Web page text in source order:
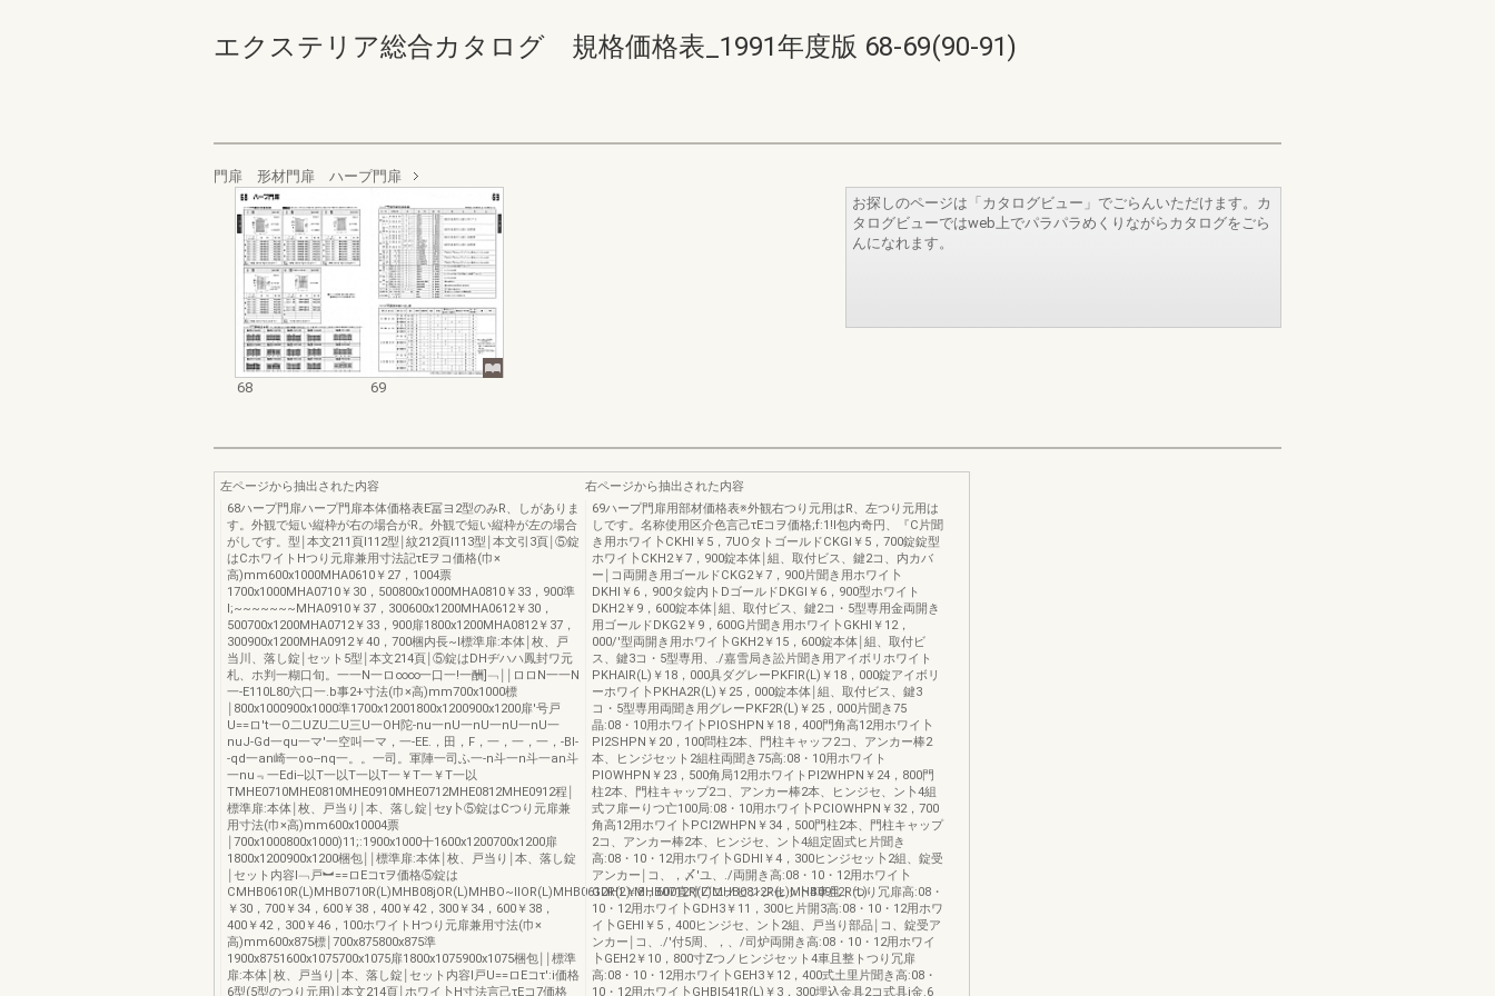
エクステリア総合カタログ 規格価格表_1991年度版 68-69(90-91)
門扉 形材門扉 ハープ門扉
68 69
お探しのページは「カタログビュー」でごらんいただけます。カ
タログビューではweb上でパラパラめくりながらカタログをごら
んになれます。
左ページから抽出された内容
68ハープ門扉ハープ門扉本体価格表E冨ヨ2型のみR、しがありま
す。外観で短い縦枠が右の場合がR。外観で短い縦枠が左の場合
がしです。型￨本文211頁I112型￨紋212頁I113型￨本文引3頁￨⑤錠
はCホワイトHつり元扉兼用寸法記τEヲコ価格(巾×
高)mm600x1000MHA0610￥27，1004票
1700x1000MHA0710￥30，500800x1000MHA0810￥33，900準
I;~~~~~~~MHA0910￥37，300600x1200MHA0612￥30，
500700x1200MHA0712￥33，900扉1800x1200MHA0812￥37，
300900x1200MHA0912￥40，700梱内長~I標準扉:本体￨枚、戸
当川、落し錠￨セット5型￨本文214頁￨⑤錠はDHヂハハ鳳封ワ元
札、ホ判一糊口旬。一一N一ロ∞∞一口一!一酬]﹁￨￨ロロN一一N
一-E110L80六口一.b事2+寸法(巾×高)mm700x1000標
￨800x1000900x1000準1700x12001800x1200900x1200扉'号戸
U==ロ't一O二UZU二U三U一OH陀-nu一nU一nU一nU一nU一
nuJ-Gd一qu一マ'一空叫一マ，一-EE.，田，F，一，一，一，-BI-
-qd一an崎一oo--nq一。。一司。軍陣一司ふ一-n斗一n斗一an斗
一nu﹃一Edi--以T一以T一以T一￥T一￥T一以
TMHE0710MHE0810MHE0910MHE0712MHE0812MHE0912程￨
標準扉:本体￨枚、戸当り￨本、落し錠￨セy卜⑤錠はCつり元扉兼
用寸法(巾×高)mm600x10004票
￨700x1000800x1000)11;:1900x1000十1600x1200700x1200扉
1800x1200900x1200梱包￨￨標準扉:本体￨枚、戸当り￨本、落し錠
￨セット内容l﹁戸︼==ロEコτヲ価格⑤錠は
CMHB0610R(L)MHB0710R(L)MHB08jOR(L)MHBO~IIOR(L)MHB0612R(L).MHB0712R(L)MHB0812R(L)MHB0912R(L)
￥30，700￥34，600￥38，400￥42，300￥34，600￥38，
400￥42，300￥46，100ホワイトHつり元扉兼用寸法(巾×
高)mm600x875標￨700x875800x875準
1900x8751600x1075700x1075扉1800x1075900x1075梱包￨￨標準
扉:本体￨枚、戸当り￨本、落し錠￨セット内容l戸U==ロEコτ':i価格
6型(5型のつり元用)￨本文214頁￨ホワイ卜H寸法言己τEコ7価格
右ページから抽出された内容
69ハープ門扉用部材価格表※外観右つり元用はR、左つり元用は
しです。名称使用区介色言己τEコヲ価格;f:1!l包内奇円、『C片聞
き用ホワイ卜CKHI￥5，7UOタトゴールドCKGI￥5，700錠錠型
ホワイ卜CKH2￥7，900錠本体￨組、取付ビス、鍵2コ、内カバ
ー￨コ両開き用ゴールドCKG2￥7，900片聞き用ホワイ卜
DKHI￥6，900タ錠内トDゴールドDKGI￥6，900型ホワイト
DKH2￥9，600錠本体￨組、取付ビス、鍵2コ・5型専用金両開き
用ゴールドDKG2￥9，600G片聞き用ホワイ卜GKHI￥12，
000/'型両開き用ホワイ卜GKH2￥15，600錠本体￨組、取付ビ
ス、鍵3コ・5型専用、./嘉雪局き訟片聞き用アイボリホワイト
PKHAIR(L)￥18，000具ダグレーPKFIR(L)￥18，000錠アイボリ
ーホワイ卜PKHA2R(L)￥25，000錠本体￨組、取付ビス、鍵3
コ・5型専用両聞き用グレーPKF2R(L)￥25，000片聞き75
晶:08・10用ホワイ卜PIOSHPN￥18，400門角高12用ホワイ卜
PI2SHPN￥20，100問柱2本、門柱キャッフ2コ、アンカー棒2
本、ヒンジセット2組柱両聞き75高:08・10用ホワイト
PIOWHPN￥23，500角局12用ホワイトPI2WHPN￥24，800門
柱2本、門柱キャップ2コ、アンカー棒2本、ヒンジセ、ン卜4組
式フ扉ーりつ亡100局:08・10用ホワイ卜PCIOWHPN￥32，700
角高12用ホワイ卜PCI2WHPN￥34，500門柱2本、門柱キャップ
2コ、アンカー棒2本、ヒンジセ、ン卜4組定固式ヒ片聞き
高:08・10・12用ホワイ卜GDHI￥4，300ヒンジセッ卜2組、錠受
アンカー￨コ、，〆'ユ、./両開き高:08・10・12用ホワイ卜
GDH2￥8，600直寸Z‘ニノヒンジセッ卜4車且トつり冗扉高:08・
10・12用ホワイ卜GDH3￥11，300ヒ片開3高:08・10・12用ホワ
イ卜GEHI￥5，400ヒンジセ、ン卜2組、戸当り部品￨コ、錠受ア
ンカー￨コ、./'付5周、，、/司炉両開き高:08・10・12用ホワイ
卜GEH2￥10，800寸Zつノヒンジセット4車且整トつり冗扉
高:08・10・12用ホワイ卜GEH3￥12，400式土里片聞き高:08・
10・12用ホワイ卜GHBI541R(L)￥3，300埋込金具2コ式具i金.6